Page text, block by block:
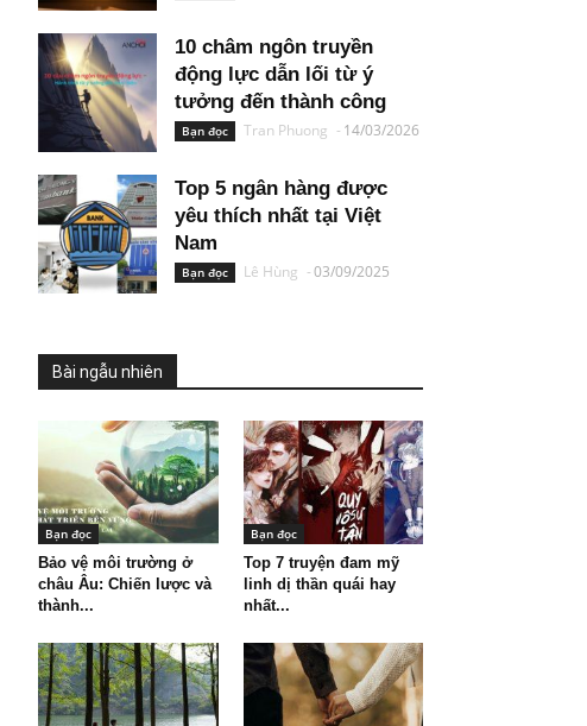
10 châm ngôn truyền
động lực dẫn lối từ ý
tưởng đến thành công
Bạn đọc Tran Phuong - 14/03/2026
Top 5 ngân hàng được
yêu thích nhất tại Việt
Nam
Bạn đọc Lê Hùng -03/09/2025
Bài ngẫu nhiên
Bạn đọc
Bảo vệ môi trường ở
châu Âu: Chiến lược và
thành...
Bạn đọc
Top 7 truyện đam mỹ
linh dị thần quái hay
nhất...